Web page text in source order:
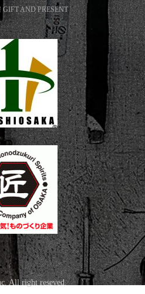
GIFT AND PRESENT
All right reseved.